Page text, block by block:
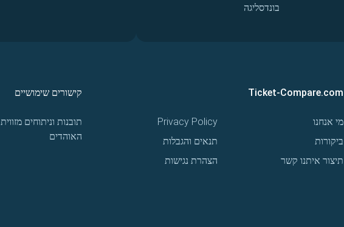
בונדסליגה
Ticket-Compare.com
מי אנחנו
ביקורות
תיצור איתנו קשר
Privacy Policy
תנאים והגבלות
הצהרת נגישות
קישורים שימושיים
תובנות וניתוחים מזווית
האוהדים